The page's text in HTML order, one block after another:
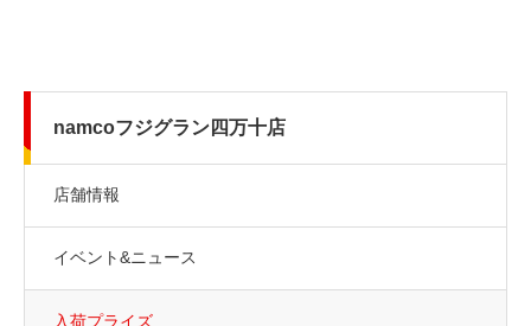
namcoフジグラン四万十店
店舗情報
イベント&ニュース
入荷プライズ